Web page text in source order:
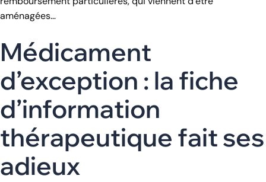
aménagées…
Médicament
d’exception : la fiche
d’information
thérapeutique fait ses
adieux